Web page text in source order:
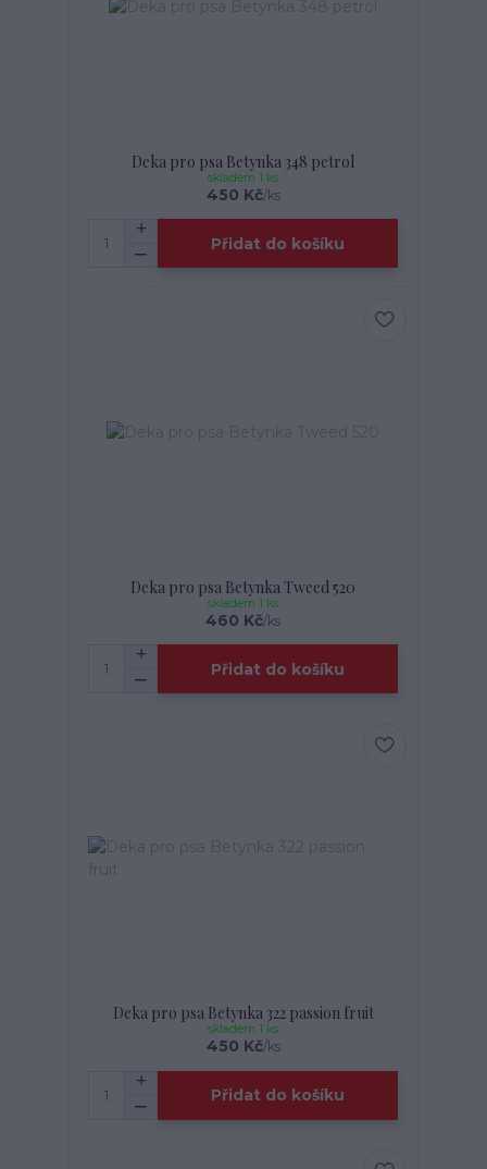
Deka pro psa Betynka 348 petrol
450 Kč/ks
skladem 1 ks
Přidat do košíku
Deka pro psa Betynka Tweed 520
460 Kč/ks
skladem 1 ks
Přidat do košíku
Deka pro psa Betynka 322 passion fruit
450 Kč/ks
skladem 1 ks
Přidat do košíku